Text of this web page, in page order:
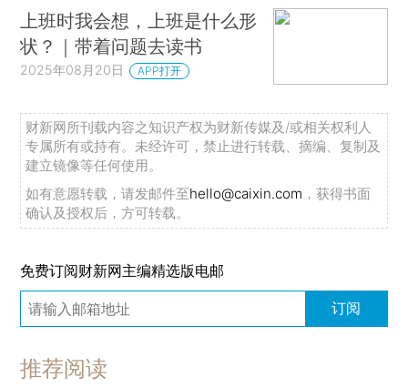
上班时我会想，上班是什么形
状？｜带着问题去读书
2025年08月20日 APP打开
财新网所刊载内容之知识产权为财新传媒及/或相关权利人
专属所有或持有。未经许可，禁止进行转载、摘编、复制及
建立镜像等任何使用。
如有意愿转载，请发邮件至hello@caixin.com ，获得书面
确认及授权后，方可转载。
免费订阅财新网主编精选版电邮
订阅
推荐阅读